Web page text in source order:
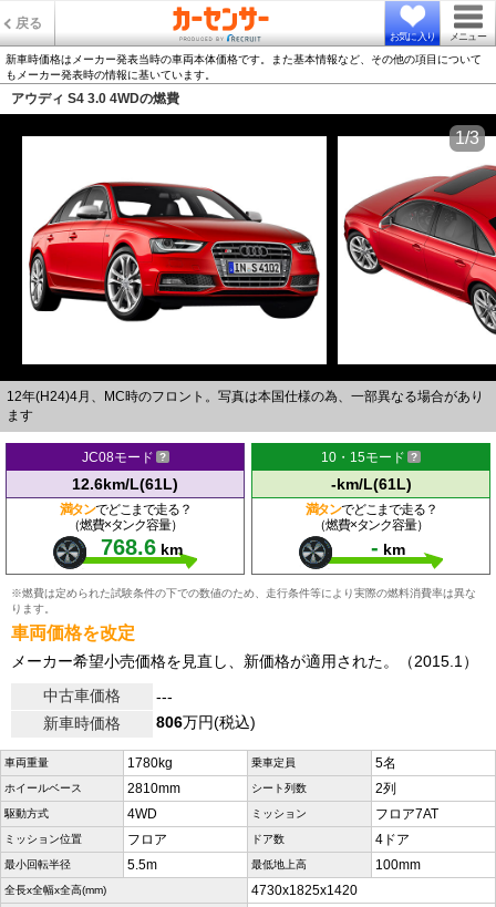
戻る
お気に入り メニュー
新車時価格はメーカー発表当時の車両本体価格です。また基本情報など、その他の項目について
もメーカー発表時の情報に基いています。
アウディ S4 3.0 4WDの燃費
12年(H24)4月、MC時のフロント。写真は本国仕様の為、一部異なる場合があり
ます
1/3
JC08モード
12.6km/L(61L)
満タンでどこまで走る？
（燃費×タンク容量）
768.6 km
10・15モード
-km/L(61L)
満タンでどこまで走る？
（燃費×タンク容量）
- km
※燃費は定められた試験条件の下での数値のため、走行条件等により実際の燃料消費率は異な
ります。
車両価格を改定
メーカー希望小売価格を見直し、新価格が適用された。（2015.1）
中古車価格
---
新車時価格
806万円(税込)
車両重量 1780kg 乗車定員 5名
ホイールベース 2810mm シート列数 2列
駆動方式 4WD ミッション フロア7AT
ミッション位置 フロア ドア数 4ドア
最小回転半径 5.5m 最低地上高 100mm
全長x全幅x全高(mm) 4730x1825x1420